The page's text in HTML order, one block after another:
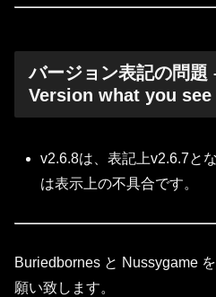
バージョン表記の問
Version what you see
v2.6.8は、表記上v2.6.7と
は表示上の不具合です。
Buriedbornes と Nussygame
願い致します。